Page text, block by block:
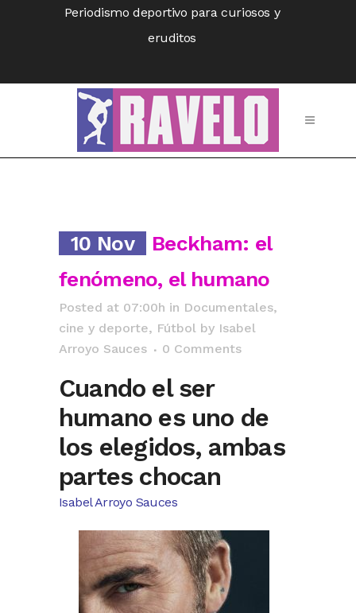
Periodismo deportivo para curiosos y
eruditos
10 Nov
Beckham: el
fenómeno, el humano
Posted at 07:00h in Documentales,
cine y deporte, Fútbol by Isabel
Arroyo Sauces
0 Comments
Cuando el ser
humano es uno de
los elegidos, ambas
partes chocan
Isabel Arroyo Sauces